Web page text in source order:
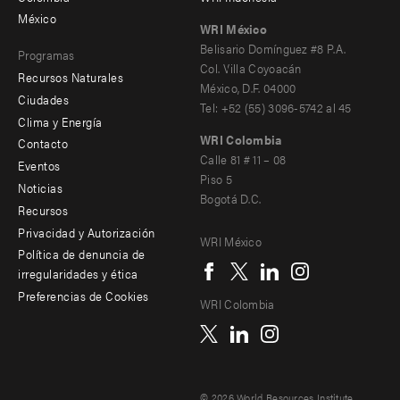
-
México
Programas
Recursos Naturales
Ciudades
Clima y Energía
Footer
menu
-
Additional
Contacto
Eventos
Noticias
Recursos
Privacidad y Autorización
Política de denuncia de
irregularidades y ética
Preferencias de Cookies
WRI México
Belisario Domínguez #8 P.A.
Col. Villa Coyoacán
México, D.F. 04000
Tel: +52 (55) 3096-5742 al 45
WRI Colombia
Calle 81 # 11 – 08
Piso 5
Bogotá D.C.
Social
menu
WRI México
WRI Colombia